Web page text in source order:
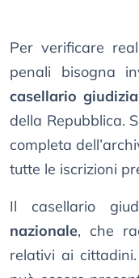
Per verificare
penali bisogna
casellario
della Repubblica.
completa
tutte le iscrizioni
Il casellario
nazionale, che
relativi ai